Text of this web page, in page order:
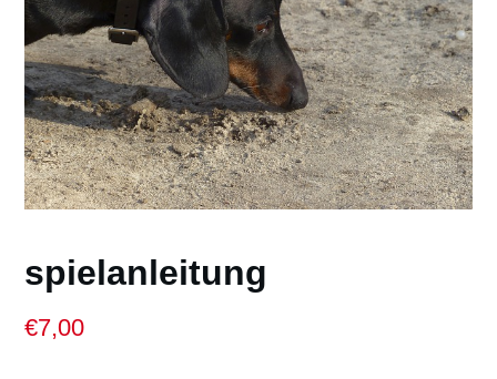
spielanleitung
€7,00